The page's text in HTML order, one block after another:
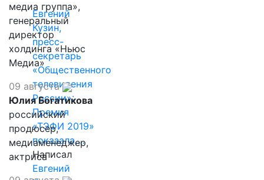
Евгений
Кузин,
пресс-
секретарь
«Общественного
телевидения
России»:
Премия
«ТЭФИ 2019»
показала,…
Написал
Евгений
медиа группа»,
генеральный
директор
холдинга «Ньюс
Медиа»
09 августа
Юлия Богатикова
российский
продюсер,
медиаменеджер,
актриса